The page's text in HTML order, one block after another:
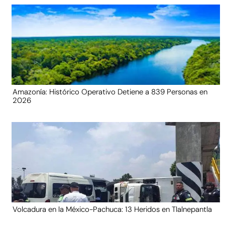
Amazonía: Histórico Operativo Detiene a 839 Personas en
2026
Volcadura en la México-Pachuca: 13 Heridos en Tlalnepantla